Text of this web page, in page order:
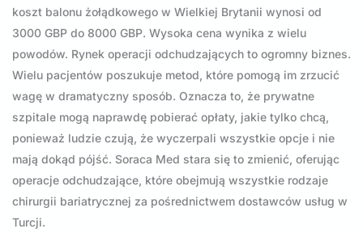
koszt balonu żołądkowego w Wielkiej Brytanii wynosi od
3000 GBP do 8000 GBP. Wysoka cena wynika z wielu
powodów. Rynek operacji odchudzających to ogromny biznes.
Wielu pacjentów poszukuje metod, które pomogą im zrzucić
wagę w dramatyczny sposób. Oznacza to, że prywatne
szpitale mogą naprawdę pobierać opłaty, jakie tylko chcą,
ponieważ ludzie czują, że wyczerpali wszystkie opcje i nie
mają dokąd pójść. Soraca Med stara się to zmienić, oferując
operacje odchudzające, które obejmują wszystkie rodzaje
chirurgii bariatrycznej za pośrednictwem dostawców usług w
Turcji.